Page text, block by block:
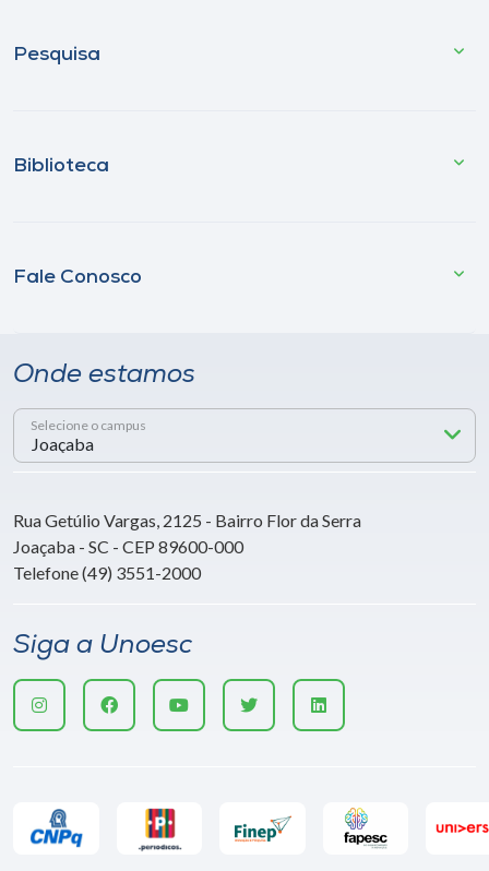
Pesquisa
Biblioteca
Fale Conosco
Onde estamos
Selecione o campus
Rua Getúlio Vargas, 2125 - Bairro Flor da Serra
Joaçaba - SC - CEP 89600-000
Telefone (49) 3551-2000
Siga a Unoesc